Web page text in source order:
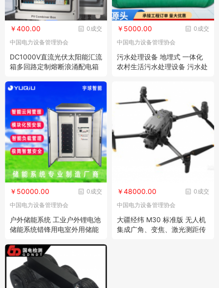
0成交
￥400.00
中国电力设备管理协会
DC1000V直流光伏太阳能汇流
箱多回路定制熔断浪涌配电箱
0成交
￥5000.00
中国电力设备管理协会
污水处理设备 地埋式 一体化
农村生活污水处理设备 污水处
0成交
￥50000.00
中国电力设备管理协会
户外储能系统 工业户外锂电池
储能系统错锋用电室外用储能
0成交
￥48000.00
中国电力设备管理协会
大疆经纬 M30 标准版 无人机
集成广角、变焦、激光测距传